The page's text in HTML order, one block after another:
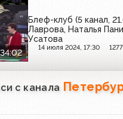
34:02
Блеф-клуб (5 канал,
Лаврова, Наталья
Усатова
14 июля 2024, 17:30 1277
с канала